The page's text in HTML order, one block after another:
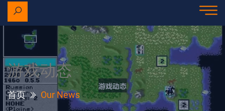
游戏动态
首页 Our News